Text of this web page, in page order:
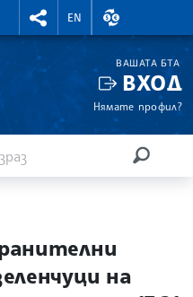
RIGHTMENU.SOCIAL
EN
ВАЛУТНИ
ВАШАТА БТА
ВХОД
Нямате профил?
на